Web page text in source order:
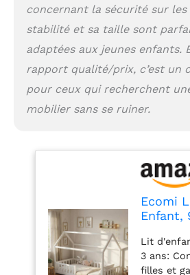
endroit
au
bois de
chambre
concernant la sécurité sur les
stabilité et sa taille sont
adaptées aux jeunes enfants.
rapport qualité/prix, c’est un
pour ceux qui recherchent
mobilier sans se ruiner.
Ecomi
Enfant,
Lit
3 ans:
filles et